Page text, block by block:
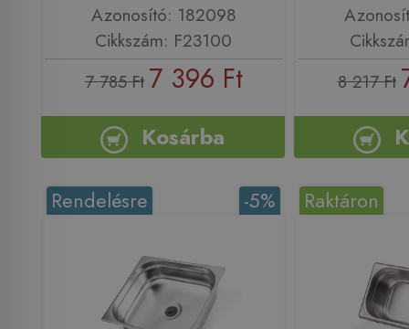
Azonosító: 182098
Cikkszám: F23100
7 785 Ft 7 396 Ft
Kosárba
8 217 Ft
-5%
Rendelésre Raktáron